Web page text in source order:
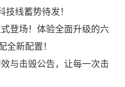
技线蓄势待发！
登场！体验全面升级的六
全新配置！
与击毁公告，让每一次击